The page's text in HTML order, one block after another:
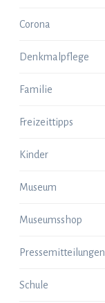
Corona
Denkmalpflege
Familie
Freizeittipps
Kinder
Museum
Museumsshop
Pressemitteilungen
Schule